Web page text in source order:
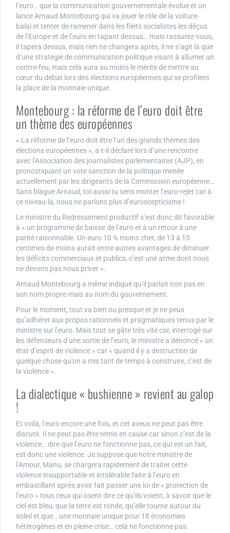
l’euro… que la communication gouvernementale évolue et on
lance Arnaud Montebourg qui va jouer le rôle de la voiture-
balai et tenter de ramener dans les filets socialistes les déçus
de l’Europe et de l’euro en tapant dessus… mais rassurez-vous,
il tapera dessus, mais rien ne changera après, il ne s’agit là que
d’une stratégie de communication politique visant à allumer un
contre-feu, mais cela aura au moins le mérite de mettre au
cœur du débat lors des élections européennes qui se profilent
la place de la monnaie unique.
Montebourg : la réforme de l’euro doit être
un thème des européennes
« La réforme de l’euro doit être l’un des grands thèmes des
élections européennes », a-t-il déclaré lors d’une rencontre
avec l’Association des journalistes parlementaires (AJP), en
pronostiquant un vote sanction de la politique menée
actuellement par les dirigeants de la Commission européenne…
Sans blague Arnaud, toi aussi tu sens monter l’euro-rejet car à
ce niveau-là, nous ne parlons plus d’euroscepticisme !
Le ministre du Redressement productif s’est donc dit favorable
à « un programme de baisse de l’euro et à un retour à une
parité raisonnable. Un euro 10 % moins cher, de 13 à 15
centimes de moins aurait entre autres avantages de diminuer
les déficits commerciaux et publics, c’est une arme dont nous
ne devons pas nous priver ».
Arnaud Montebourg a même indiqué qu’il parlait non pas en
son nom propre mais au nom du gouvernement.
Pour le moment, tout va bien ou presque et je ne peux
qu’adhérer aux propos rationnels et pragmatiques tenus par le
ministre sur l’euro. Mais tout se gâte très vite car, interrogé sur
les défenseurs d’une sortie de l’euro, le ministre a dénoncé « un
état d’esprit de violence » car « quand il y a destruction de
quelque chose qu’on a mis tant de temps à construire, c’est de
la violence ».
La dialectique « bushienne » revient au galop
!
Et voilà, l’euro encore une fois, et cet aveux ne peut pas être
discuté. Il ne peut pas être remis en cause car sinon c’est de la
violence… dire que l’euro ne fonctionne pas, ce qui est un fait,
est donc une violence. Je suppose que notre ministre de
l’Amour, Manu, se chargera rapidement de traiter cette
violence insupportable et intolérable faite à l’euro en
embastillant après avoir fait passer une loi de « protection de
l’euro » tous ceux qui osent dire ce qu’ils voient, à savoir que le
ciel est bleu, que la terre est ronde, qu’elle tourne autour du
soleil et que… une monnaie unique pour 18 économies
hétérogènes et en pleine crise… cela ne fonctionne pas.